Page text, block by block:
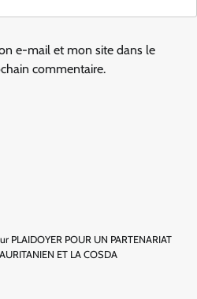
e-mail et mon site dans le
commentaire.
PLAIDOYER POUR UN PARTENARIAT
ET LA COSDA